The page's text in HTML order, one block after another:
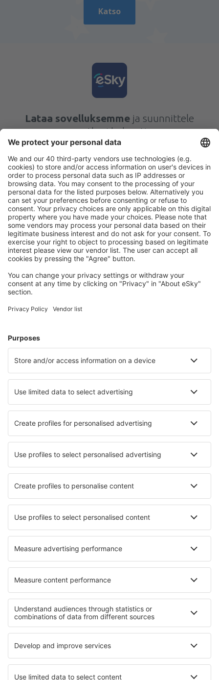
Katso
Lataa sovelluksemme ja suunnittele
matkasi helposti
Suunnittele matkasi
Halvat lennot
Kaupunkilomat
Lomamatkat
Majoitus
Lento+Hotelli
Hotellit
Kuljetukset
Lue lisää
Lentoyhtiöt
FlexFlight
Lufthansa
Wizz Air
Norwegian
KLM
SAS
Turkish Airlines
Air Baltic
Tietoa eSkysta
Sopimusehdot
Omat varaukset
Tietosuojakäytäntö
Tuki ja yhteystiedot
Yksityisyys